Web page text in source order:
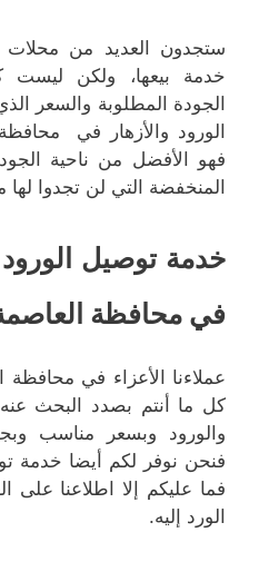
ستجدون العديد من محلات
خدمة بيعها، ولكن
الجودة المطلوبة والسعر
الورود والأزهار في
فهو الأفضل من ناحية
المنخفضة التي لن تجدوا لها
خدمة توصيل الورود
في محافظة
عملاءنا الأعزاء في
كل ما أنتم بصدد البحث
والورود وبسعر مناسب
فنحن نوفر لكم أيضا خدمة
فما عليكم إلا اطلاعنا على
الورد إليه.